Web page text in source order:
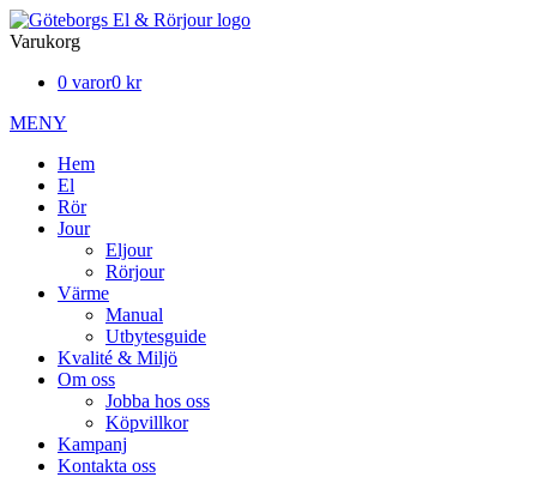
Varukorg
0 varor0 kr
MENY
Hem
El
Rör
Jour
Eljour
Rörjour
Värme
Manual
Utbytesguide
Kvalité & Miljö
Om oss
Jobba hos oss
Köpvillkor
Kampanj
Kontakta oss